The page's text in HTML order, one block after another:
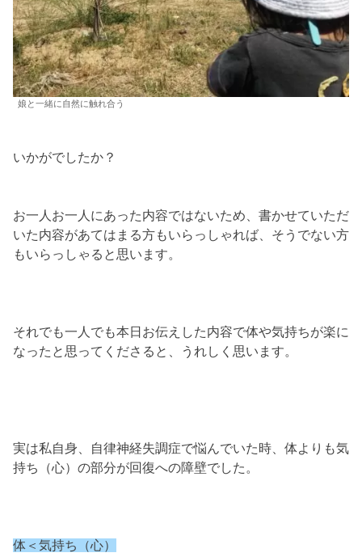
娘と一緒に自然に触れ合う
いかがでしたか？
お一人お一人にあった内容ではないため、書かせていただ
いた内容があてはまる方もいらっしゃれば、そうでない方
もいらっしゃると思います。
それでも一人でも本日お伝えした内容で体や気持ちが楽に
なったと思ってくださると、うれしく思います。
実は私自身、自律神経失調症で悩んでいた時、体よりも気
持ち（心）の部分が回復への障壁でした。
体＜気持ち（心）